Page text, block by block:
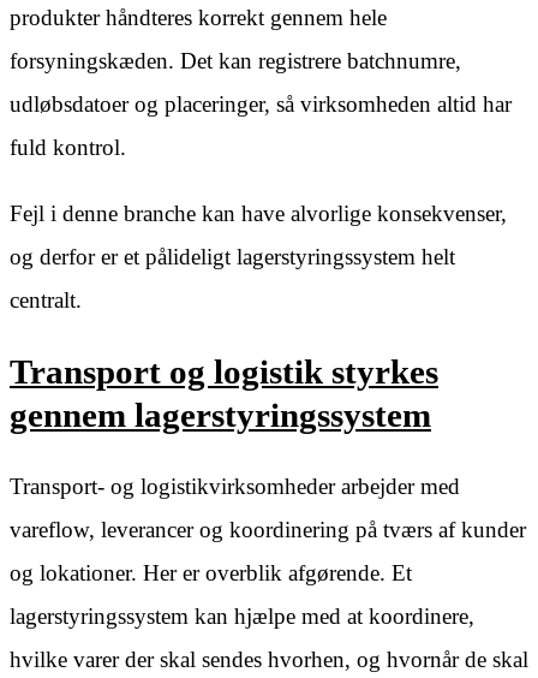
produkter håndteres korrekt gennem hele
forsyningskæden. Det kan registrere batchnumre,
udløbsdatoer og placeringer, så virksomheden altid har
fuld kontrol.
Fejl i denne branche kan have alvorlige konsekvenser,
og derfor er et pålideligt lagerstyringssystem helt
centralt.
Transport og logistik styrkes
gennem lagerstyringssystem
Transport- og logistikvirksomheder arbejder med
vareflow, leverancer og koordinering på tværs af kunder
og lokationer. Her er overblik afgørende. Et
lagerstyringssystem kan hjælpe med at koordinere,
hvilke varer der skal sendes hvorhen, og hvornår de skal